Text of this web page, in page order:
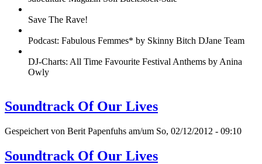
Save The Rave!
Podcast: Fabulous Femmes* by Skinny Bitch DJane Team
DJ-Charts: All Time Favourite Festival Anthems by Anina
Owly
Soundtrack Of Our Lives
Gespeichert von Berit Papenfuhs am/um So, 02/12/2012 - 09:10
Soundtrack Of Our Lives